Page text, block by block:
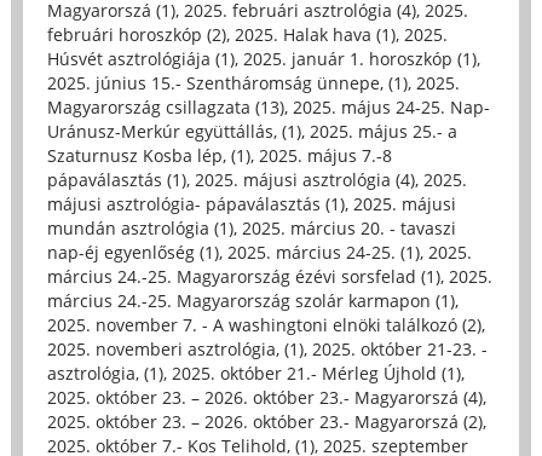
Magyarorszá (1), 2025. februári asztrológia (4), 2025.
februári horoszkóp (2), 2025. Halak hava (1), 2025.
Húsvét asztrológiája (1), 2025. január 1. horoszkóp (1),
2025. június 15.- Szentháromság ünnepe, (1), 2025.
Magyarország csillagzata (13), 2025. május 24-25. Nap-
Uránusz-Merkúr együttállás, (1), 2025. május 25.- a
Szaturnusz Kosba lép, (1), 2025. május 7.-8
pápaválasztás (1), 2025. májusi asztrológia (4), 2025.
májusi asztrológia- pápaválasztás (1), 2025. májusi
mundán asztrológia (1), 2025. március 20. - tavaszi
nap-éj egyenlőség (1), 2025. március 24-25. (1), 2025.
március 24.-25. Magyarország ézévi sorsfelad (1), 2025.
március 24.-25. Magyarország szolár karmapon (1),
2025. november 7. - A washingtoni elnöki találkozó (2),
2025. novemberi asztrológia, (1), 2025. október 21-23. -
asztrológia, (1), 2025. október 21.- Mérleg Újhold (1),
2025. október 23. – 2026. október 23.- Magyarorszá (4),
2025. október 23. – 2026. október 23.- Magyarorszá (2),
2025. október 7.- Kos Telihold, (1), 2025. szeptember